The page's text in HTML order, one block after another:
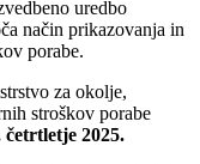
uredbo
način prikazovanja in
porabe.
za okolje,
stroškov porabe
četrtletje 2025.